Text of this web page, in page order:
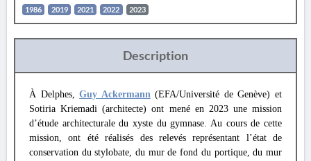
1986 2019 2021 2022 2023
Description
À Delphes,Guy Ackermann(EFA/Université de Genève) et
Sotiria Kriemadi (architecte) ont mené en 2023 une mission
d’étude architecturale du xyste du gymnase. Au cours de cette
mission, ont été réalisés des relevés représentant l’état de
conservation du stylobate, du mur de fond du portique, du mur